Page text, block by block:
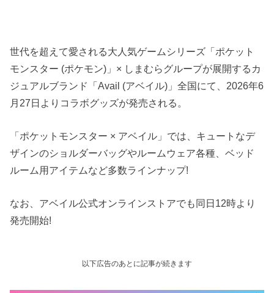
世代を超えて愛される大人気ゲームシリーズ「ポケット
モンスター (ポケモン)」× しまむらグループが展開するカ
ジュアルブランド「Avail (アベイル)」全国にて、2026年6
月27日よりコラボグッズが発売される。
「ポケットモンスター × アベイル」では、キュートなデ
ザインのショルダーバッグやルームウェア各種、ベッド
ルーム用アイテムなど多数ラインナップ!
なお、アベイル公式オンラインストアでも同日12時より
発売開始!
以下広告のあとに記事が続きます